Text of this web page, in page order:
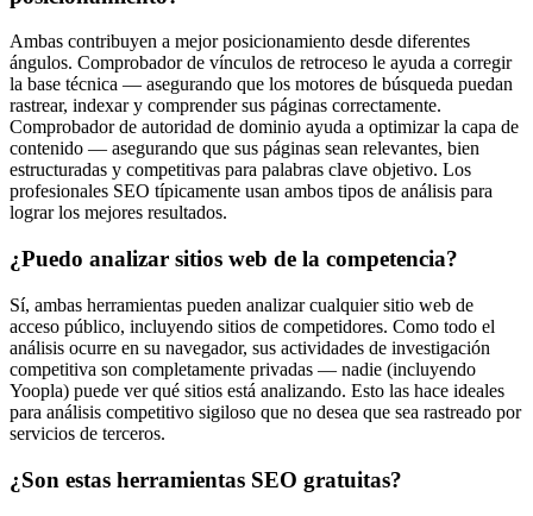
Ambas contribuyen a mejor posicionamiento desde diferentes
ángulos. Comprobador de vínculos de retroceso le ayuda a corregir
la base técnica — asegurando que los motores de búsqueda puedan
rastrear, indexar y comprender sus páginas correctamente.
Comprobador de autoridad de dominio ayuda a optimizar la capa de
contenido — asegurando que sus páginas sean relevantes, bien
estructuradas y competitivas para palabras clave objetivo. Los
profesionales SEO típicamente usan ambos tipos de análisis para
lograr los mejores resultados.
¿Puedo analizar sitios web de la competencia?
Sí, ambas herramientas pueden analizar cualquier sitio web de
acceso público, incluyendo sitios de competidores. Como todo el
análisis ocurre en su navegador, sus actividades de investigación
competitiva son completamente privadas — nadie (incluyendo
Yoopla) puede ver qué sitios está analizando. Esto las hace ideales
para análisis competitivo sigiloso que no desea que sea rastreado por
servicios de terceros.
¿Son estas herramientas SEO gratuitas?